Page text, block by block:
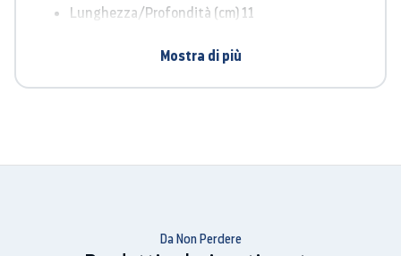
Lunghezza/Profondità (cm) 11
Mostra di più
Da Non Perdere